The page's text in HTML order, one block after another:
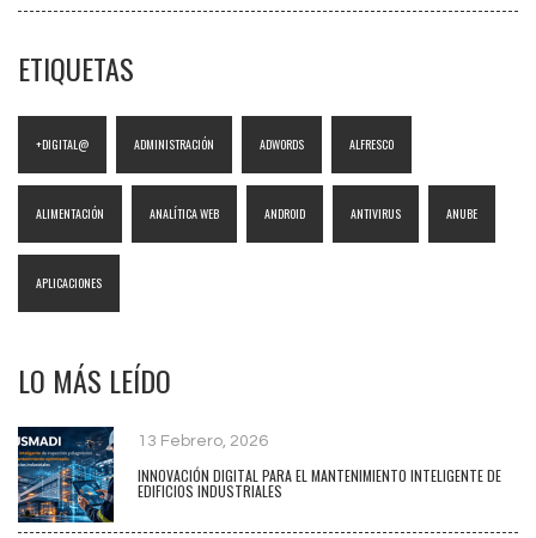
ETIQUETAS
+DIGITAL@ ADMINISTRACIÓN ADWORDS ALFRESCO
ALIMENTACIÓN ANALÍTICA WEB ANDROID ANTIVIRUS ANUBE
APLICACIONES
LO MÁS LEÍDO
13 Febrero, 2026
INNOVACIÓN DIGITAL PARA EL MANTENIMIENTO INTELIGENTE DE
EDIFICIOS INDUSTRIALES